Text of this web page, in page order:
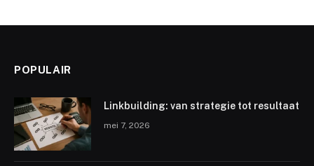
POPULAIR
Linkbuilding: van strategie tot resultaat
mei 7, 2026